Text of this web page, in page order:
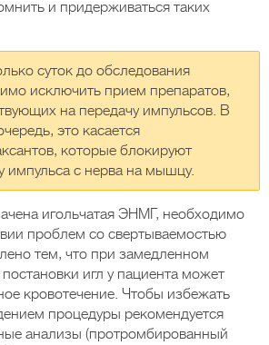
и придерживаться таких
суток до обследования
исключить прием препаратов,
на передачу импульсов. В
это касается
которые блокируют
импульса с нерва на мышцу.
игольчатая ЭНМГ, необходимо
проблем со свертываемостью
тем, что при замедленном
игл у пациента может
кровотечение. Чтобы избежать
процедуры рекомендуется
анализы (протромбированный